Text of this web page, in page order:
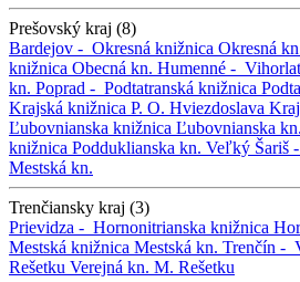
Prešovský kraj (8)
Bardejov - Okresná knižnica Okresná
knižnica Obecná kn. Humenné -
kn. Poprad - Podtatranská knižnica
Krajská knižnica P. O. Hviezdoslava
Ľubovnianska knižnica Ľubovnianska kn.
knižnica Podduklianska kn. Veľký Šariš -
Mestská kn.
Trenčiansky kraj (3)
Prievidza - Hornonitrianska knižnica
Mestská knižnica Mestská kn. Trenčín -
Rešetku Verejná kn. M. Rešetku